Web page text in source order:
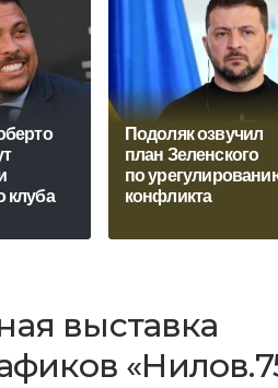
клуба
Подоляк озвучил
план Зеленского
по
конфликта
выставка